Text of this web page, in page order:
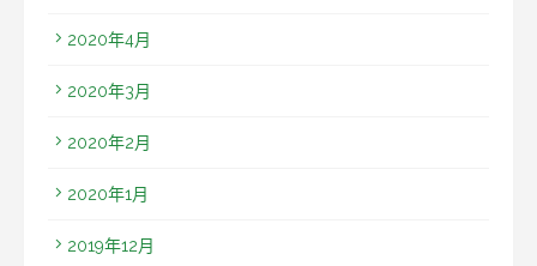
2020年4月
2020年3月
2020年2月
2020年1月
2019年12月